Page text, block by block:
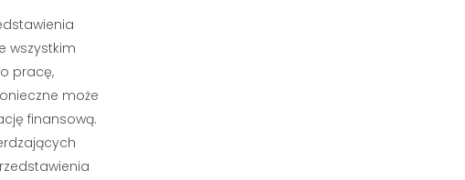
wszystkim
pracę,
może
finansową.